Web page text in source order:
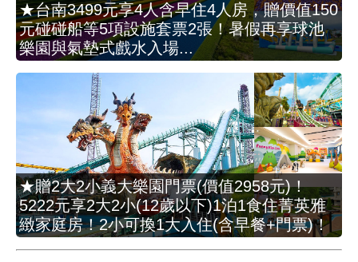
★台南3499元享4人含早住4人房，贈價值150
元碰碰船等5項設施套票2張！暑假再享球池
樂園與氣墊式戲水入場...
★贈2大2小義大樂園門票(價值2958元)！
5222元享2大2小(12歲以下)1泊1食住菁英雅
緻家庭房！2小可換1大入住(含早餐+門票)！